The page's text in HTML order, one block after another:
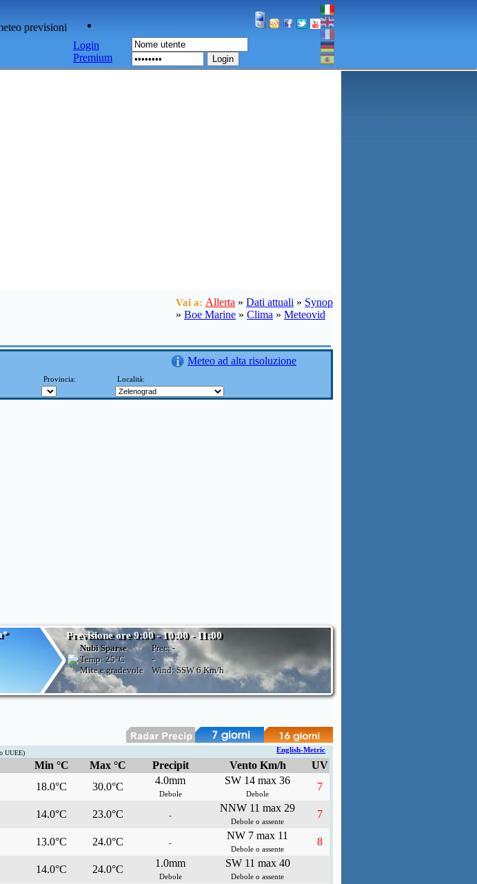
Login
Premium
Login
Vai a: Allerta » Dati attuali » Synop
» Boe Marine » Clima » Meteovid
Meteo ad alta risoluzione
Provincia: Località:
Previsione ore 9:00 - 10:00 - 11:00
Nubi Sparse
Temp: 25°C
Mite e gradevole
Prec:-
-
Wind: SSW6 Km/h
UUEE) English-Metric
Min °C Max °C Precipit Vento Km/h
UV
18.0°C 30.0°C
4.0mm
Debole
SW 14 max 36
Debole
7
14.0°C 23.0°C -
NNW 11 max 29
Debole o assente
7
13.0°C 24.0°C -
NW 7 max 11
Debole o assente
8
14.0°C 24.0°C
1.0mm
Debole
SW 11 max 40
Debole o assente